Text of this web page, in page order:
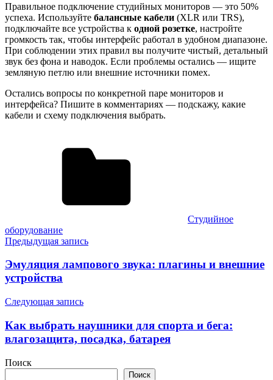
Правильное подключение студийных мониторов — это 50%
успеха. Используйте балансные кабели (XLR или TRS),
подключайте все устройства к одной розетке, настройте
громкость так, чтобы интерфейс работал в удобном диапазоне.
При соблюдении этих правил вы получите чистый, детальный
звук без фона и наводок. Если проблемы остались — ищите
земляную петлю или внешние источники помех.
Остались вопросы по конкретной паре мониторов и
интерфейса? Пишите в комментариях — подскажу, какие
кабели и схему подключения выбрать.
Студийное
оборудование
Навигация
по
записям
Предыдущая запись
Эмуляция лампового звука: плагины и внешние
устройства
Следующая запись
Как выбрать наушники для спорта и бега:
влагозащита, посадка, батарея
Поиск
Поиск